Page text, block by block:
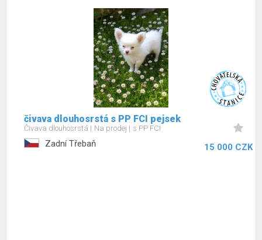
čivava dlouhosrstá s PP FCI pejsek
Čivava dlouhosrstá Na prodej s PP FCI
Zadní Třebaň 15 000 CZK